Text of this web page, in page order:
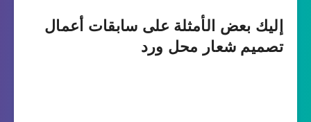
إليك بعض الأمثلة على سابقات أعمال
تصميم شعار محل ورد